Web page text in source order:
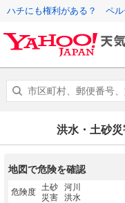
ハチにも権利がある？ ペル
洪水・土砂
地図で危険を確認
危険度 土砂
災害
河川
洪水